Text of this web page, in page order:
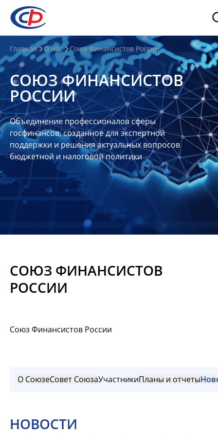
О
нас
О
СФР
Совет
Союза
Участники
Планы
отчеты
Контакты
Материалы
Главная О нас Союз Финансистов России
СОЮЗ ФИНАНСИСТОВ
РОССИИ
Объединение профессионалов сферы
госфинансов, созданное для экспертной
поддержки и решения актуальных вопросов
бюджетной и налоговой политики
СОЮЗ ФИНАНСИСТОВ
РОССИИ
Союз Финансистов России
О СоюзеСовет СоюзаУчастникиПланы и отчеты
НОВОСТИ